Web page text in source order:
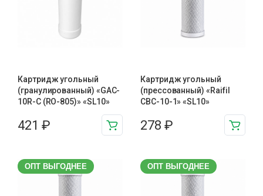
Картридж угольный
(гранулированный) «GAC-
10R-C (RO-805)» «SL10»
421 ₽
Картридж угольный
(прессованный) «Raifil
CBC-10-1» «SL10»
278 ₽
ОПТ ВЫГОДНЕЕ ОПТ ВЫГОДНЕЕ